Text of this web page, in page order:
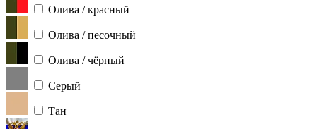
Олива / красный
Олива / песочный
Олива / чёрный
Серый
Тан